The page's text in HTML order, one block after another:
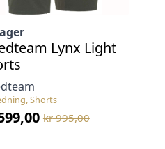
Shorts
Lynx Light
kr995,00